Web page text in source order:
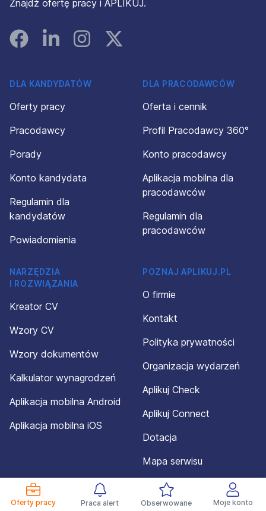
Oferty pracy Praca alert Obserwowane Moje konto
Znajdź ofertę pracy i APLIKUJ.
FacebookLinked InInstagramInstagram
DLA KANDYDATÓW
Oferty pracy
Pracodawcy
Porady
Konto kandydata
Regulamin dla
kandydatów
Powiadomienia
DLA PRACODAWCÓW
Oferta i cennik
Profil Pracodawcy 360°
Konto pracodawcy
Aplikacja mobilna dla
pracodawców
Regulamin dla
pracodawców
NARZĘDZIA
I ROZWIĄZANIA
Kreator CV
Wzory CV
Wzory dokumentów
Kalkulator wynagrodzeń
Aplikacja mobilna Android
Aplikacja mobilna iOS
POZNAJ APLIKUJ.PL
O firmie
Kontakt
Polityka prywatności
Organizacja wydarzeń
Aplikuj Check
Aplikuj Connect
Dotacja
Mapa serwisu